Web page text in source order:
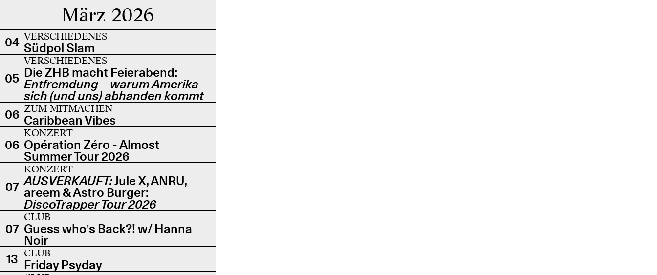
März 2026
04 VERSCHIEDENES
Südpol Slam
05
VERSCHIEDENES
Die ZHB macht Feierabend:
Entfremdung – warum Amerika
sich (und uns) abhanden kommt
06 ZUM MITMACHEN
Caribbean Vibes
06
KONZERT
Opération Zéro - Almost
Summer Tour 2026
07
KONZERT
AUSVERKAUFT:Jule X, ANRU,
areem & Astro Burger:
DiscoTrapper Tour 2026
07
CLUB
Guess who's Back?! w/ Hanna
Noir
13 CLUB
Friday Psyday